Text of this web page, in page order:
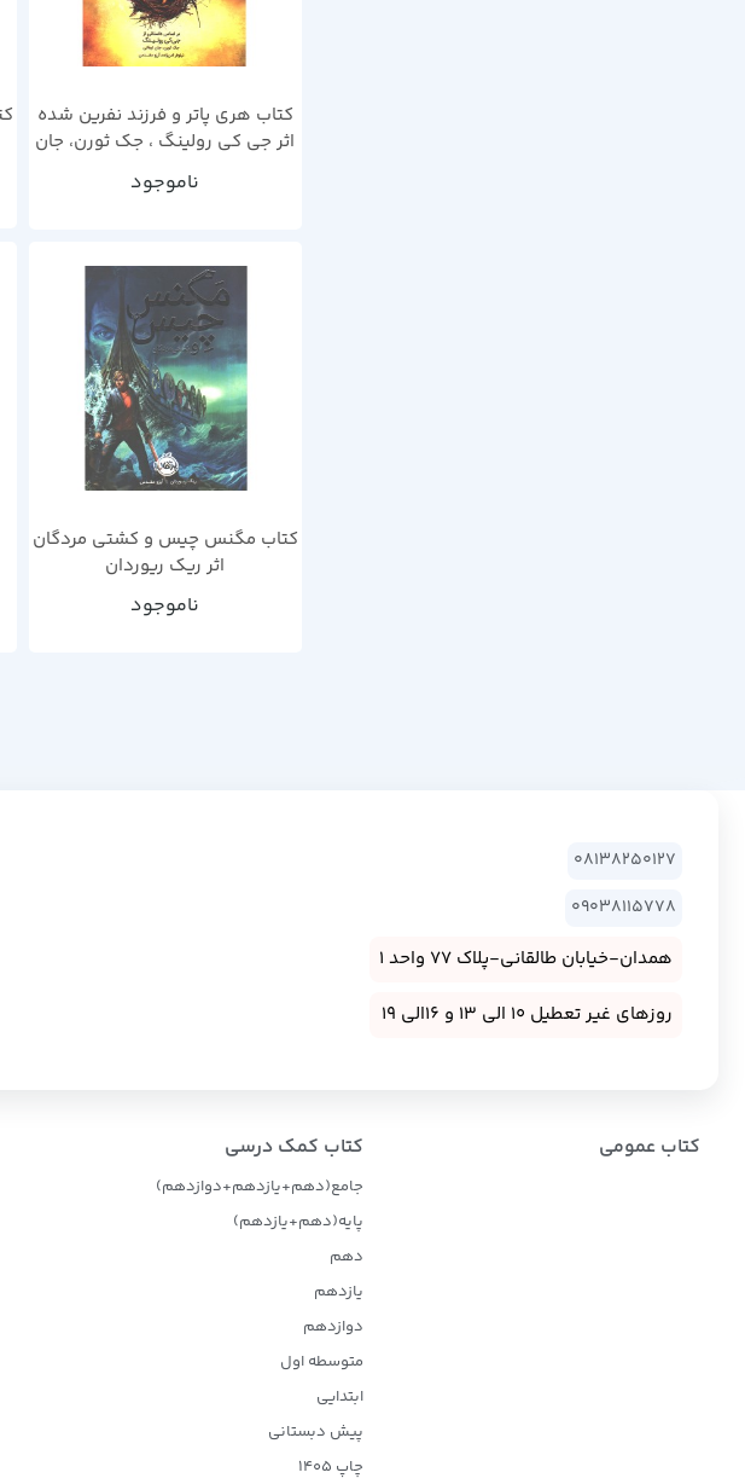
کتاب هری پاتر و فرزند نفرین شده
اثر جی کی رولینگ ، جک ثورن، جان
تیفانی
ناموجود
کتاب مگنس چیس و کشتی مردگان
اثر ریک ریوردان
ناموجود
08138250127
09038115778
همدان-خیابان طالقانی-پلاک 77 واحد 1
روزهای غیر تعطیل 10 الی 13 و 16الی 19
کتاب عمومی کتاب کمک درسی
جامع(دهم+یازدهم+دوازدهم)
پایه(دهم+یازدهم)
دهم
یازدهم
دوازدهم
متوسطه اول
ابتدایی
پیش دبستانی
چاپ 1405